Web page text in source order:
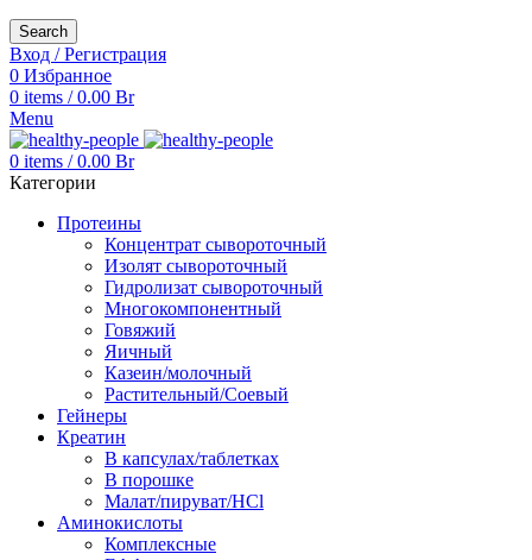
Search
Вход / Регистрация
0 Избранное
0 items / 0.00 Br
Menu
0 items / 0.00 Br
Категории
Протеины
Концентрат сывороточный
Изолят сывороточный
Гидролизат сывороточный
Многокомпонентный
Говяжий
Яичный
Казеин/молочный
Растительный/Соевый
Гейнеры
Креатин
В капсулах/таблетках
В порошке
Малат/пируват/HCl
Аминокислоты
Комплексные